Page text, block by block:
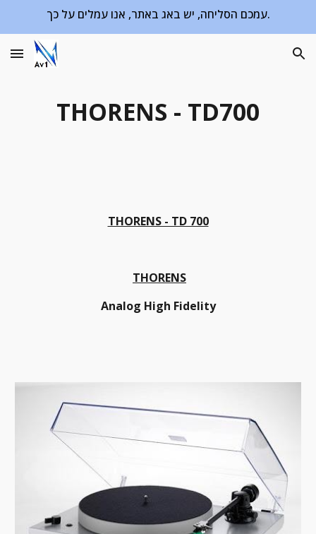
עמכם הסליחה, יש באג באתר, אנו עמלים על כך.
THORENS - TD700
THORENS - TD 700
THORENS
Analog High Fidelity